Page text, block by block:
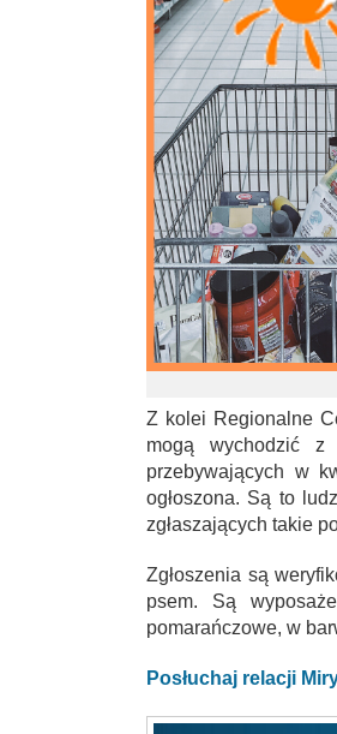
Z kolei Regionalne
mogą wychodzić
przebywających w
ogłoszona. Są to
zgłaszających takie
Zgłoszenia są
psem. Są
pomarańczowe, w
Posłuchaj relacji